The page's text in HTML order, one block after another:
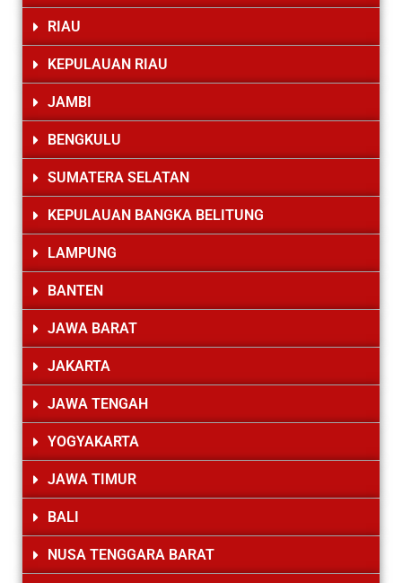
RIAU
KEPULAUAN RIAU
JAMBI
BENGKULU
SUMATERA SELATAN
KEPULAUAN BANGKA BELITUNG
LAMPUNG
BANTEN
JAWA BARAT
JAKARTA
JAWA TENGAH
YOGYAKARTA
JAWA TIMUR
BALI
NUSA TENGGARA BARAT